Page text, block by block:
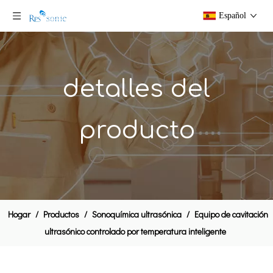
Español
detalles del
producto
Hogar / Productos / Sonoquímica ultrasónica / Equipo de cavitación
ultrasónico controlado por temperatura inteligente
Extractor de homogeneizador ultrasónico industrial 50L con tanque de calentamiento de tres capas para la extracción de frutas Máquina de extracción de equipos de mezcla de aceite ultrasónico ultrasónico